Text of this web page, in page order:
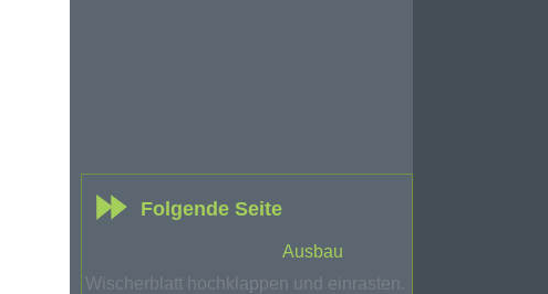
Folgende Seite
Ausbau
Wischerblatt hochklappen und einrasten.